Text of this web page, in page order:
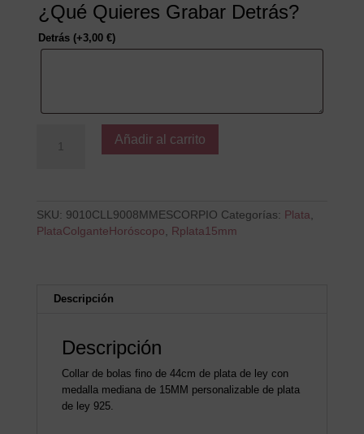
¿Qué Quieres Grabar Detrás?
Detrás (+3,00 €)
Añadir al carrito
SKU: 9010CLL9008MMESCORPIO Categorías: Plata,
PlataColganteHoróscopo, Rplata15mm
Descripción
Descripción
Collar de bolas fino de 44cm de plata de ley con
medalla mediana de 15MM personalizable de plata
de ley 925.